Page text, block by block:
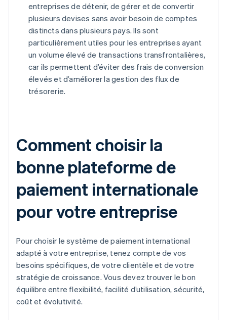
entreprises de détenir, de gérer et de convertir
plusieurs devises sans avoir besoin de comptes
distincts dans plusieurs pays. Ils sont
particulièrement utiles pour les entreprises ayant
un volume élevé de transactions transfrontalières,
car ils permettent d’éviter des frais de conversion
élevés et d’améliorer la gestion des flux de
trésorerie.
Comment choisir la
bonne plateforme de
paiement internationale
pour votre entreprise
Pour choisir le système de paiement international
adapté à votre entreprise, tenez compte de vos
besoins spécifiques, de votre clientèle et de votre
stratégie de croissance. Vous devez trouver le bon
équilibre entre flexibilité, facilité d’utilisation, sécurité,
coût et évolutivité.